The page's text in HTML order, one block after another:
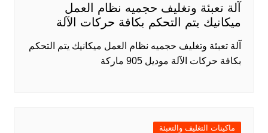
آلة تعبئة وتغليف حجميه نظام العمل
ميكانيك يتم التحكم بكافة حركات الآلة
آلة تعبئة وتغليف حجميه نظام العمل ميكانيك يتم التحكم
بكافة حركات الآلة موديل 905 ماركة
ماكينات التغليف والتعبئة